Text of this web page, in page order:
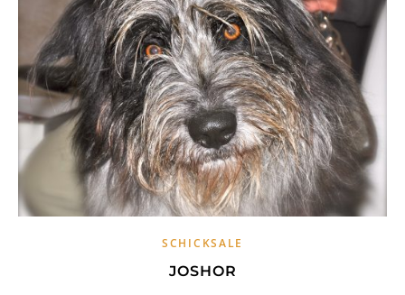
SCHICKSALE
JOSHOR